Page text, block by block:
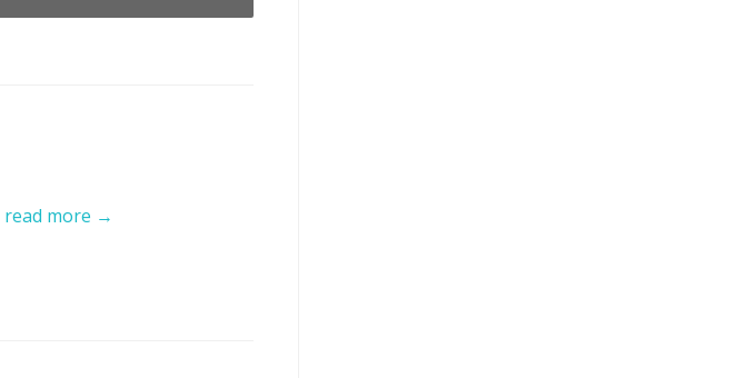
read more →